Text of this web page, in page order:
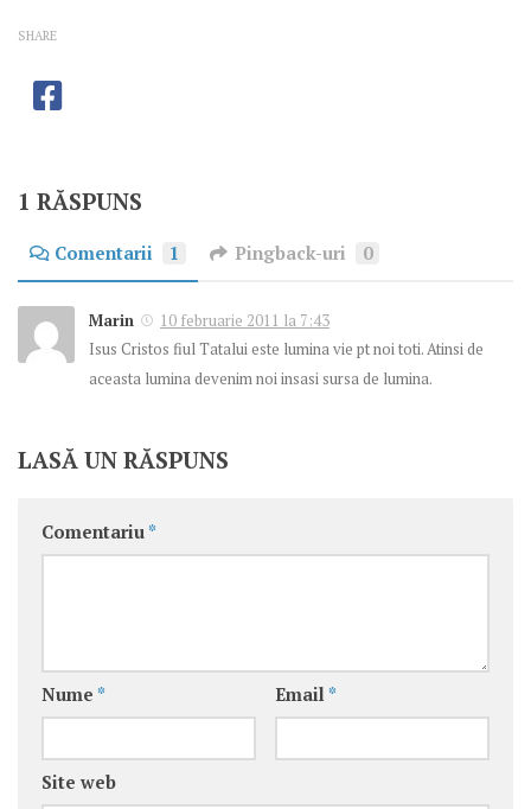
SHARE
1 RĂSPUNS
Comentarii 1 Pingback-uri 0
Marin
10 februarie 2011 la 7:43
Isus Cristos fiul Tatalui este lumina vie pt noi toti. Atinsi de
aceasta lumina devenim noi insasi sursa de lumina.
LASĂ UN RĂSPUNS
Comentariu *
Nume * Email *
Site web